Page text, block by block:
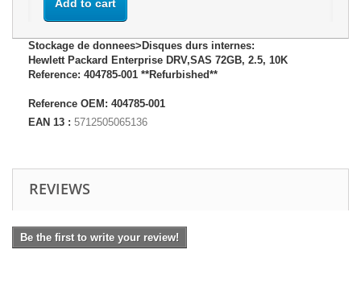
Add to cart
Stockage de donnees>Disques durs internes:
Hewlett Packard Enterprise DRV,SAS 72GB, 2.5, 10K
Reference: 404785-001 **Refurbished**
Reference OEM: 404785-001
EAN 13 : 5712505065136
REVIEWS
Be the first to write your review!